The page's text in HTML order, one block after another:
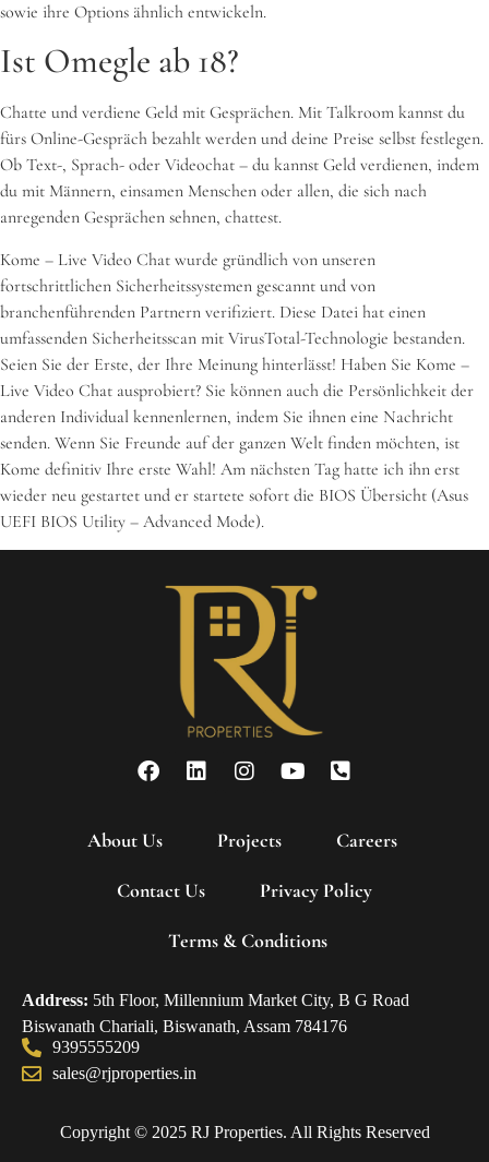
sowie ihre Options ähnlich entwickeln.
Ist Omegle ab 18?
Chatte und verdiene Geld mit Gesprächen. Mit Talkroom kannst du
fürs Online-Gespräch bezahlt werden und deine Preise selbst festlegen.
Ob Text-, Sprach- oder Videochat – du kannst Geld verdienen, indem
du mit Männern, einsamen Menschen oder allen, die sich nach
anregenden Gesprächen sehnen, chattest.
Kome – Live Video Chat wurde gründlich von unseren
fortschrittlichen Sicherheitssystemen gescannt und von
branchenführenden Partnern verifiziert. Diese Datei hat einen
umfassenden Sicherheitsscan mit VirusTotal-Technologie bestanden.
Seien Sie der Erste, der Ihre Meinung hinterlässt! Haben Sie Kome –
Live Video Chat ausprobiert? Sie können auch die Persönlichkeit der
anderen Individual kennenlernen, indem Sie ihnen eine Nachricht
senden. Wenn Sie Freunde auf der ganzen Welt finden möchten, ist
Kome definitiv Ihre erste Wahl! Am nächsten Tag hatte ich ihn erst
wieder neu gestartet und er startete sofort die BIOS Übersicht (Asus
UEFI BIOS Utility – Advanced Mode).
About Us Projects Careers
Contact Us Privacy Policy
Terms & Conditions
Address: 5th Floor, Millennium Market City, B G Road
Biswanath Chariali, Biswanath, Assam 784176
9395555209
sales@rjproperties.in
Copyright © 2025 RJ Properties. All Rights Reserved